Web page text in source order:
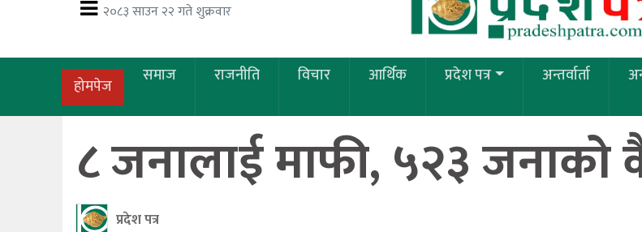
२०८३ साउन २२ गते शुक्रवार
होमपेज समाज राजनीति विचार आर्थिक प्रदेश पत्र अन्तर्वार्ता
८ जनालाई माफी, ५२३ जनाको
प्रदेश पत्र